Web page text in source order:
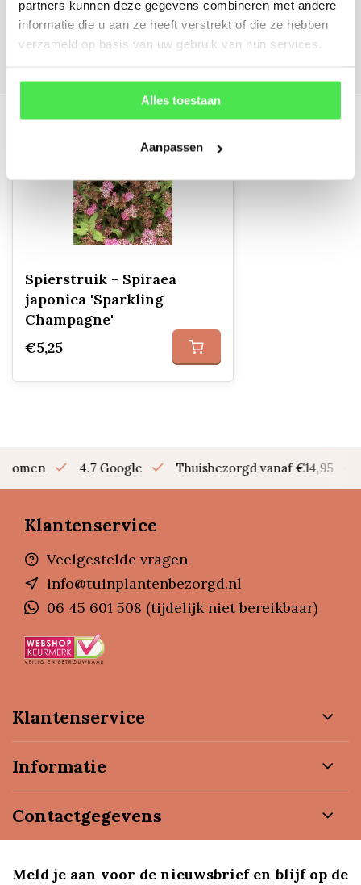
partners kunnen deze gegevens combineren met andere
informatie die u aan ze heeft verstrekt of die ze hebben
verzameld op basis van uw gebruik van hun services.
Alles toestaan
Aanpassen
156 customers give us a 4.7/ 5 at
Recent bekeken
Spierstruik - Spiraea
japonica 'Sparkling
Champagne'
€5,25
bomen 4.7 Google Thuisbezorgd vanaf €14,95
Klantenservice
Veelgestelde vragen
info@tuinplantenbezorgd.nl
06 45 601 508 (tijdelijk niet bereikbaar)
Klantenservice
Informatie
Contactgegevens
Meld je aan voor de nieuwsbrief en blijf op de